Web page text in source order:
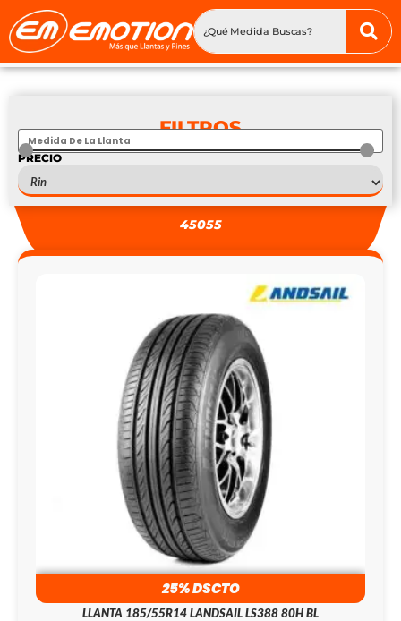
FILTROS
PRECIO
45055
25% DSCTO
LLANTA 185/55R14 LANDSAIL LS388 80H BL